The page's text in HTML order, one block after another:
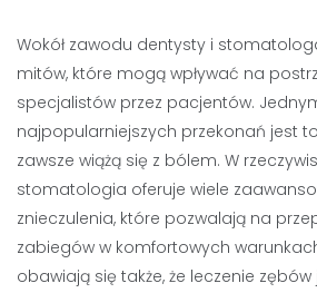
Wokół zawodu dentysty i
mitów, które mogą wpływać na
specjalistów przez pacjentów.
najpopularniejszych przekonań jest
zawsze wiążą się z bólem. W
stomatologia oferuje wiele
znieczulenia, które pozwalają na
zabiegów w komfortowych
obawiają się także, że leczenie zębów